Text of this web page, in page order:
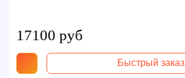
17100 руб
Быстрый заказ